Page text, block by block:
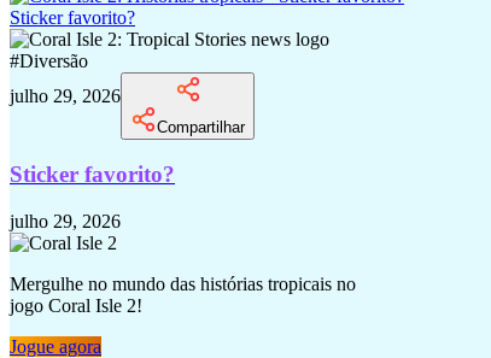
Sticker favorito?
#Diversão
julho 29, 2026
Compartilhar
Sticker favorito?
julho 29, 2026
Mergulhe no mundo das histórias tropicais no
jogo Coral Isle 2!
Jogue agora